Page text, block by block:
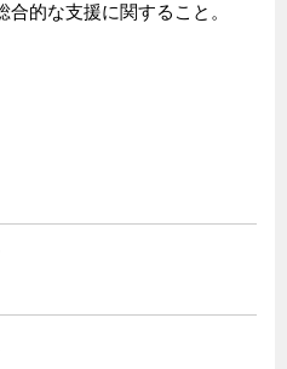
的な支援に関すること。